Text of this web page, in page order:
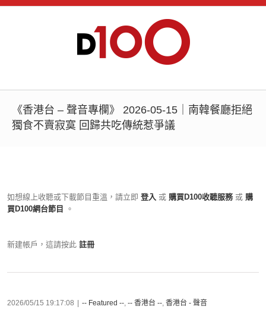
《香港台 – 聲音專欄》 2026-05-15｜南韓餐廳拒絕
獨食不賣寂寞 回歸共吃傳統惹爭議
如想線上收聽或下載節目重溫，請立即 登入 或 購買D100收聽服務 或 購
買D100網台節目
。
新建帳戶，這請按此 註冊
2026/05/15 19:17:08 -- Featured --, -- 香港台 --, 香港台 - 聲音